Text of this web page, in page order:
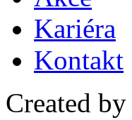
Kariéra
Kontakt
Created by